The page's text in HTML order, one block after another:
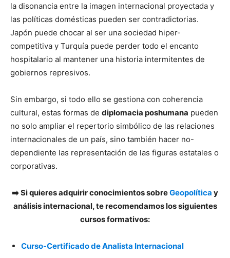
la disonancia entre la imagen internacional proyectada y
las políticas domésticas pueden ser contradictorias.
Japón puede chocar al ser una sociedad hiper-
competitiva y Turquía puede perder todo el encanto
hospitalario al mantener una historia intermitentes de
gobiernos represivos.
Sin embargo, si todo ello se gestiona con coherencia
cultural, estas formas de diplomacia poshumana pueden
no solo ampliar el repertorio simbólico de las relaciones
internacionales de un país, sino también hacer no-
dependiente las representación de las figuras estatales o
corporativas.
➡️ Si quieres adquirir conocimientos sobreGeopolítica y
análisis internacional, te recomendamos los siguientes
cursos formativos:
Curso-Certificado de Analista Internacional